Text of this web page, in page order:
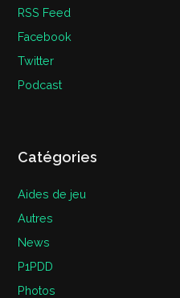
RSS Feed
Facebook
Twitter
Podcast
Catégories
Aides de jeu
Autres
News
P1PDD
Photos